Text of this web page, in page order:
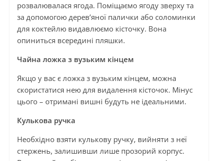
розвалювалася ягода. Поміщаємо ягоду зверху та
за допомогою дерев’яної палички або соломинки
для коктейлю видавлюємо кісточку. Вона
опиниться всередині пляшки.
Чайна ложка з вузьким кінцем
Якщо у вас є ложка з вузьким кінцем, можна
скористатися нею для видалення кісточок. Мінус
цього – отримані вишні будуть не ідеальними.
Кулькова ручка
Необхідно взяти кулькову ручку, вийняти з неї
стержень, залишивши лише прозорий корпус.